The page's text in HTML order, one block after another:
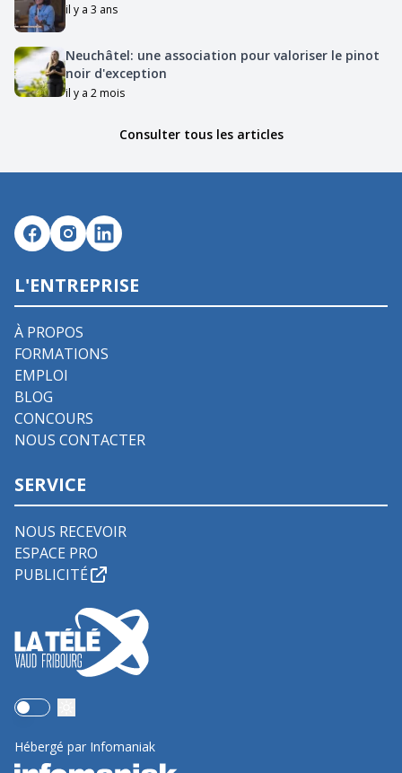
il y a 3 ans
Neuchâtel: une association pour valoriser le pinot
noir d'exception
il y a 2 mois
Consulter tous les articles
L'ENTREPRISE
À PROPOS
FORMATIONS
EMPLOI
BLOG
CONCOURS
NOUS CONTACTER
SERVICE
NOUS RECEVOIR
ESPACE PRO
PUBLICITÉ
Use setting
Hébergé par Infomaniak